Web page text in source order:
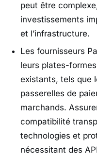
peut être
investissements
et l’infrastructure.
Les fournisseurs
leurs plates-
existants, tels que
passerelles de
marchands.
compatibilité
technologies et
nécessitant des